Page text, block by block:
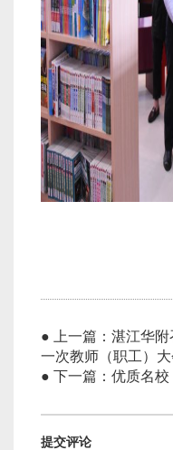
● 上一篇：湛江华附
一次教师（职工）大
● 下一篇：优质名
提交评论